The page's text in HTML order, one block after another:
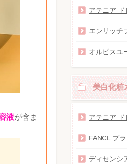
液が含ま
アテニア ド
エンリッチ
オルビスユ
美白化粧
アテニア ド
FANCL ブ
ディセンシ